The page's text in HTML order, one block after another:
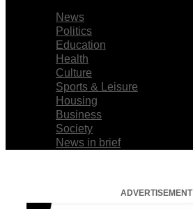
News
Politics
Education
Health
Culture
Sports & Leisure
Housing
Business
Society
News in brief
ADVERTISEMENT